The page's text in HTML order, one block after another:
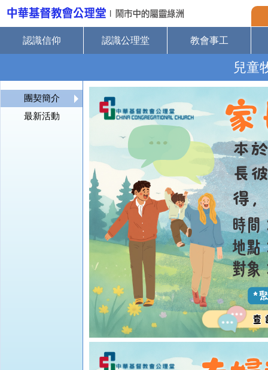
認識信仰 認識公理堂 教會事工
兒童
團契簡介
最新活動